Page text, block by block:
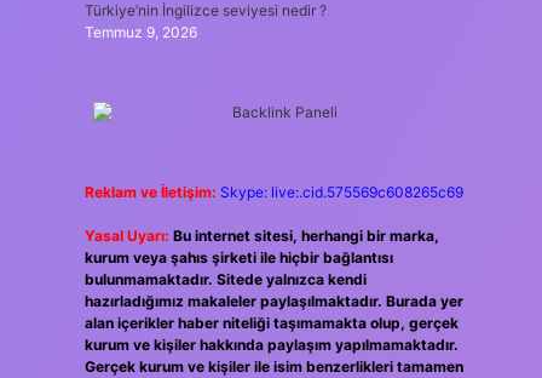
Türkiye’nin İngilizce seviyesi nedir ?
Temmuz 9, 2026
Reklam ve İletişim: Skype: live:.cid.575569c608265c69
Yasal Uyarı: Bu internet sitesi, herhangi bir marka,
kurum veya şahıs şirketi ile hiçbir bağlantısı
bulunmamaktadır. Sitede yalnızca kendi
hazırladığımız makaleler paylaşılmaktadır. Burada yer
alan içerikler haber niteliği taşımamakta olup, gerçek
kurum ve kişiler hakkında paylaşım yapılmamaktadır.
Gerçek kurum ve kişiler ile isim benzerlikleri tamamen